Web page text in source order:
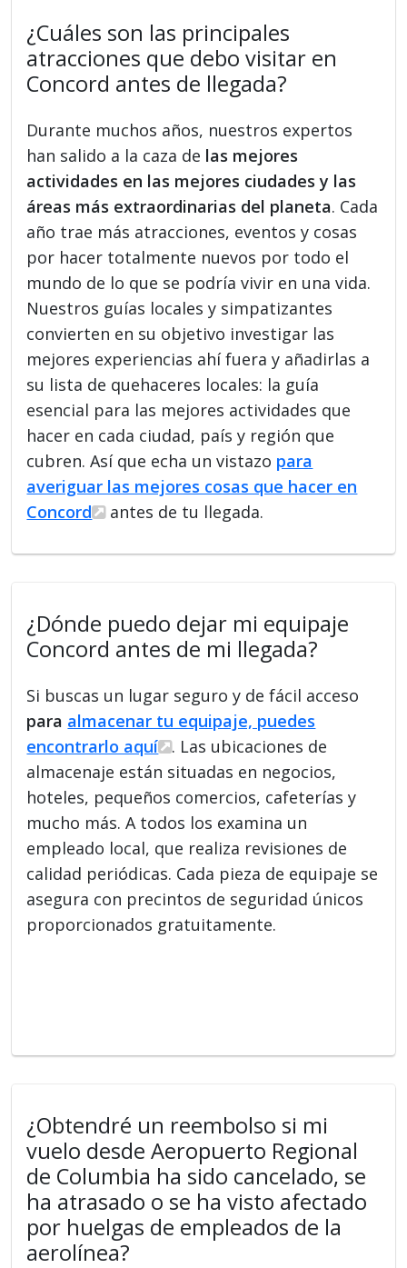
¿Cuáles son las principales
atracciones que debo visitar en
Concord antes de llegada?
Durante muchos años, nuestros expertos
han salido a la caza de las mejores
actividades en las mejores ciudades y las
áreas más extraordinarias del planeta. Cada
año trae más atracciones, eventos y cosas
por hacer totalmente nuevos por todo el
mundo de lo que se podría vivir en una vida.
Nuestros guías locales y simpatizantes
convierten en su objetivo investigar las
mejores experiencias ahí fuera y añadirlas a
su lista de quehaceres locales: la guía
esencial para las mejores actividades que
hacer en cada ciudad, país y región que
cubren. Así que echa un vistazo para
averiguar las mejores cosas que hacer en
Concord
antes de tu llegada.
¿Dónde puedo dejar mi equipaje
Concord antes de mi llegada?
Si buscas un lugar seguro y de fácil acceso
para almacenar tu equipaje, puedes
encontrarlo aquí
. Las ubicaciones de
almacenaje están situadas en negocios,
hoteles, pequeños comercios, cafeterías y
mucho más. A todos los examina un
empleado local, que realiza revisiones de
calidad periódicas. Cada pieza de equipaje se
asegura con precintos de seguridad únicos
proporcionados gratuitamente.
¿Obtendré un reembolso si mi
vuelo desde Aeropuerto Regional
de Columbia ha sido cancelado, se
ha atrasado o se ha visto afectado
por huelgas de empleados de la
aerolínea?